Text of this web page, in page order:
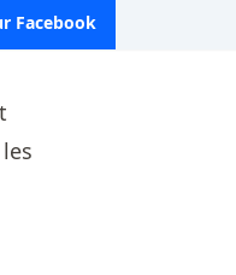
Facebook